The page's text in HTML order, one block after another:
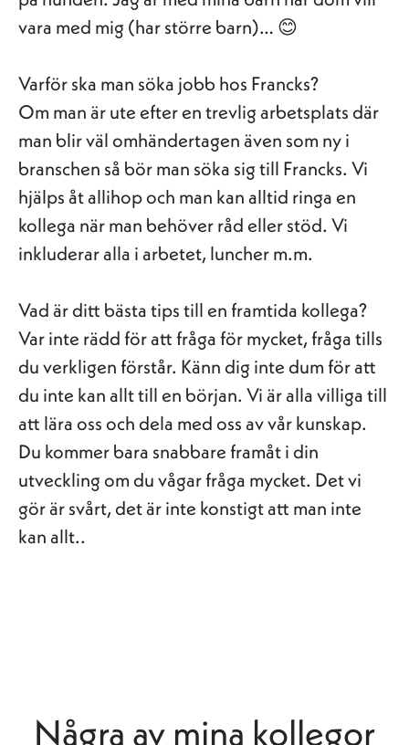
vara med mig (har större barn)… 😊
Varför ska man söka jobb hos Francks?
Om man är ute efter en trevlig arbetsplats där
man blir väl omhändertagen även som ny i
branschen så bör man söka sig till Francks. Vi
hjälps åt allihop och man kan alltid ringa en
kollega när man behöver råd eller stöd. Vi
inkluderar alla i arbetet, luncher m.m.
Vad är ditt bästa tips till en framtida kollega?
Var inte rädd för att fråga för mycket, fråga tills
du verkligen förstår. Känn dig inte dum för att
du inte kan allt till en början. Vi är alla villiga till
att lära oss och dela med oss av vår kunskap.
Du kommer bara snabbare framåt i din
utveckling om du vågar fråga mycket. Det vi
gör är svårt, det är inte konstigt att man inte
kan allt..
Några av mina kollegor